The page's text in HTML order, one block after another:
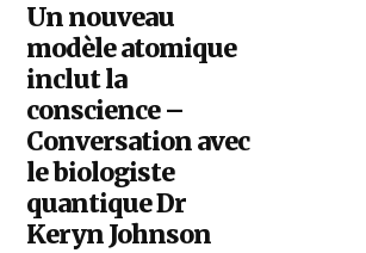
Un nouveau
modèle atomique
inclut la
conscience –
Conversation avec
le biologiste
quantique Dr
Keryn Johnson